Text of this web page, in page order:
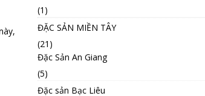
(1)
ĐẶC SẢN MIỀN TÂY
(21)
Đặc Sản An Giang
(5)
Đặc sản Bạc Liêu